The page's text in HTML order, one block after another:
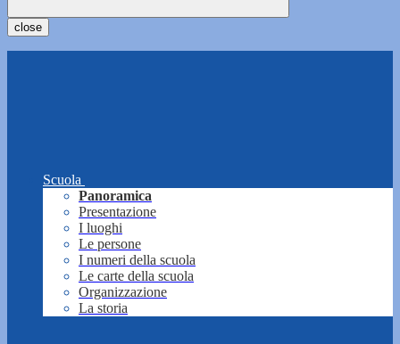
close
Scuola
Panoramica
Presentazione
I luoghi
Le persone
I numeri della scuola
Le carte della scuola
Organizzazione
La storia